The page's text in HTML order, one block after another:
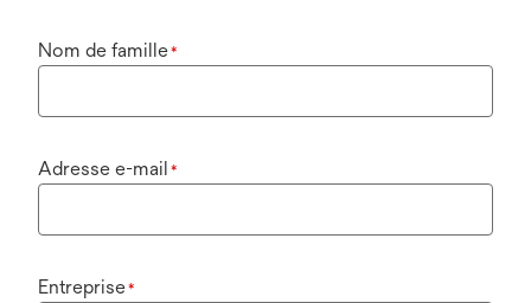
Nom de famille*
Adresse e-mail *
Entreprise*